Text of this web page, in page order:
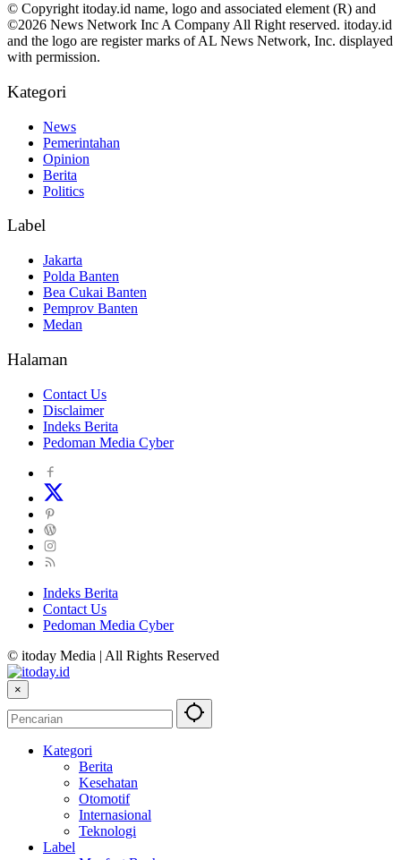
© Copyright itoday.id name, logo and associated element (R) and
©2026 News Network Inc A Company All Right reserved. itoday.id
and the logo are register marks of AL News Network, Inc. displayed
with permission.
Kategori
News
Pemerintahan
Opinion
Berita
Politics
Label
Jakarta
Polda Banten
Bea Cukai Banten
Pemprov Banten
Medan
Halaman
Contact Us
Disclaimer
Indeks Berita
Pedoman Media Cyber
Indeks Berita
Contact Us
Pedoman Media Cyber
© itoday Media | All Rights Reserved
×
Kategori
Berita
Kesehatan
Otomotif
Internasional
Teknologi
Label